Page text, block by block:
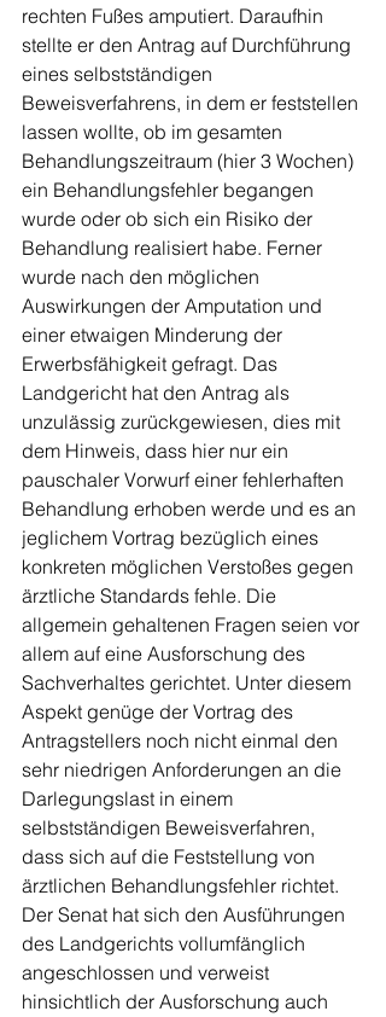
rechten Fußes amputiert. Daraufhin
stellte er den Antrag auf Durchführung
eines selbstständigen
Beweisverfahrens, in dem er feststellen
lassen wollte, ob im gesamten
Behandlungszeitraum (hier 3 Wochen)
ein Behandlungsfehler begangen
wurde oder ob sich ein Risiko der
Behandlung realisiert habe. Ferner
wurde nach den möglichen
Auswirkungen der Amputation und
einer etwaigen Minderung der
Erwerbsfähigkeit gefragt. Das
Landgericht hat den Antrag als
unzulässig zurückgewiesen, dies mit
dem Hinweis, dass hier nur ein
pauschaler Vorwurf einer fehlerhaften
Behandlung erhoben werde und es an
jeglichem Vortrag bezüglich eines
konkreten möglichen Verstoßes gegen
ärztliche Standards fehle. Die
allgemein gehaltenen Fragen seien vor
allem auf eine Ausforschung des
Sachverhaltes gerichtet. Unter diesem
Aspekt genüge der Vortrag des
Antragstellers noch nicht einmal den
sehr niedrigen Anforderungen an die
Darlegungslast in einem
selbstständigen Beweisverfahren,
dass sich auf die Feststellung von
ärztlichen Behandlungsfehler richtet.
Der Senat hat sich den Ausführungen
des Landgerichts vollumfänglich
angeschlossen und verweist
hinsichtlich der Ausforschung auch